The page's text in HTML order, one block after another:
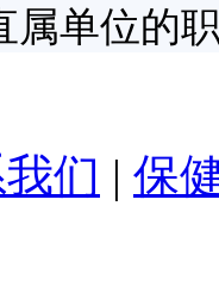
属单位的
们 | 保